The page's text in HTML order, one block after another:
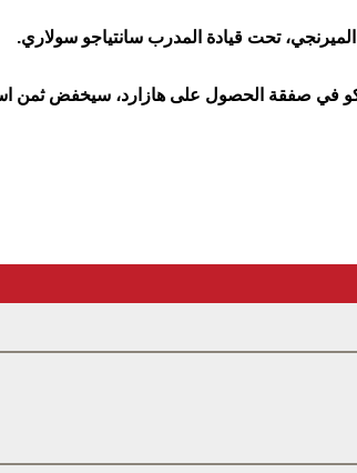
تحت قيادة المدرب سانتياجو سولاري.
في صفقة الحصول على هازارد، سيخفض ثمن